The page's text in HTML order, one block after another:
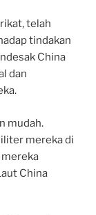
telah
tindakan
China
dan
mudah.
mereka di
China